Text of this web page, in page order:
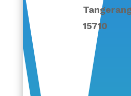
15710